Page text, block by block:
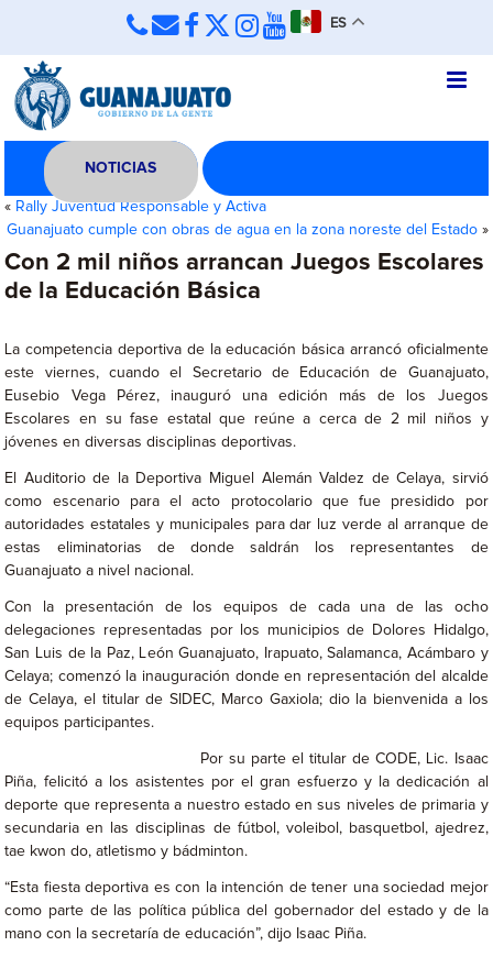
ES
NOTICIAS
« Rally Juventud Responsable y Activa
Guanajuato cumple con obras de agua en la zona noreste del Estado»
Con 2 mil niños arrancan Juegos Escolares
de la Educación Básica
La competencia deportiva de la educación básica arrancó oficialmente
este viernes, cuando el Secretario de Educación de Guanajuato,
Eusebio Vega Pérez, inauguró una edición más de los Juegos
Escolares en su fase estatal que reúne a cerca de 2 mil niños y
jóvenes en diversas disciplinas deportivas.
El Auditorio de la Deportiva Miguel Alemán Valdez de Celaya, sirvió
como escenario para el acto protocolario que fue presidido por
autoridades estatales y municipales para dar luz verde al arranque de
estas eliminatorias de donde saldrán los representantes de
Guanajuato a nivel nacional.
Con la presentación de los equipos de cada una de las ocho
delegaciones representadas por los municipios de Dolores Hidalgo,
San Luis de la Paz, León Guanajuato, Irapuato, Salamanca, Acámbaro y
Celaya; comenzó la inauguración donde en representación del alcalde
de Celaya, el titular de SIDEC, Marco Gaxiola; dio la bienvenida a los
equipos participantes.
Por su parte el titular de CODE, Lic. Isaac
Piña, felicitó a los asistentes por el gran esfuerzo y la dedicación al
deporte que representa a nuestro estado en sus niveles de primaria y
secundaria en las disciplinas de fútbol, voleibol, basquetbol, ajedrez,
tae kwon do, atletismo y bádminton.
“Esta fiesta deportiva es con la intención de tener una sociedad mejor
como parte de las política pública del gobernador del estado y de la
mano con la secretaría de educación”, dijo Isaac Piña.